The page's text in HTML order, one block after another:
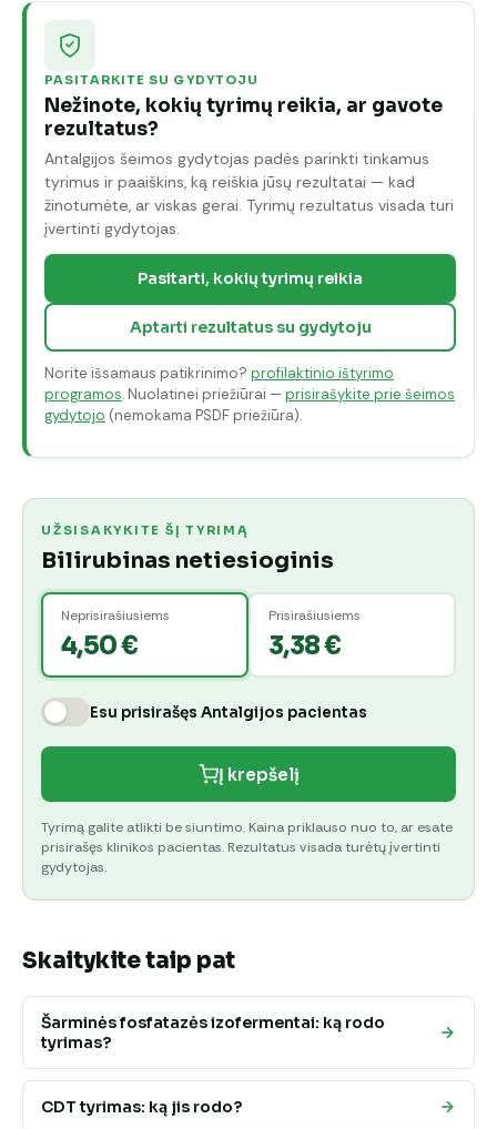
PASITARKITE SU GYDYTOJU
Nežinote, kokių tyrimų reikia, ar gavote
rezultatus?
Antalgijos šeimos gydytojas padės parinkti tinkamus
tyrimus ir paaiškins, ką reiškia jūsų rezultatai — kad
žinotumėte, ar viskas gerai. Tyrimų rezultatus visada turi
įvertinti gydytojas.
Pasitarti, kokių tyrimų reikia
Aptarti rezultatus su gydytoju
Norite išsamaus patikrinimo? profilaktinio ištyrimo
programos. Nuolatinei priežiūrai —prisirašykite prie šeimos
gydytojo (nemokama PSDF priežiūra).
UŽSISAKYKITE ŠĮ TYRIMĄ
Bilirubinas netiesioginis
Neprisirašiusiems
4,50 €
Prisirašiusiems
3,38 €
Esu prisirašęs Antalgijos pacientas
Į krepšelį
Tyrimą galite atlikti be siuntimo. Kaina priklauso nuo to, ar esate
prisirašęs klinikos pacientas. Rezultatus visada turėtų įvertinti
gydytojas.
Skaitykite taip pat
Šarminės fosfatazės izofermentai: ką rodo
tyrimas?
CDT tyrimas: ką jis rodo?